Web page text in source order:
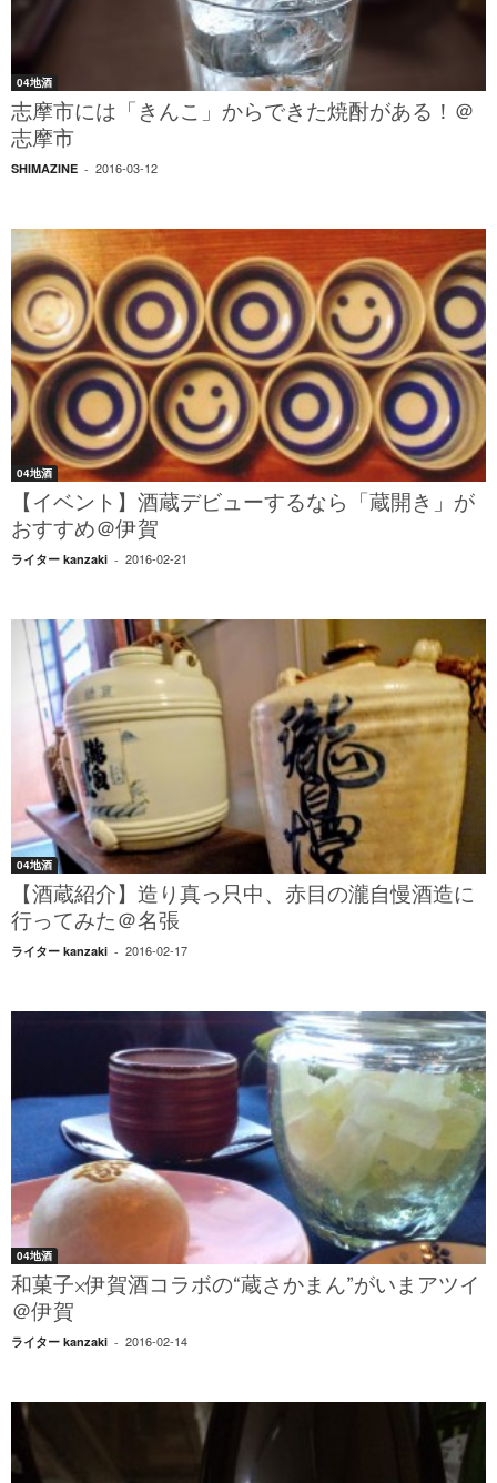
04地酒
志摩市には「きんこ」からできた焼酎がある！＠
志摩市
SHIMAZINE - 2016-03-12
04地酒
【イベント】酒蔵デビューするなら「蔵開き」が
おすすめ＠伊賀
ライター kanzaki - 2016-02-21
04地酒
【酒蔵紹介】造り真っ只中、赤目の瀧自慢酒造に
行ってみた＠名張
ライター kanzaki - 2016-02-17
04地酒
和菓子×伊賀酒コラボの“蔵さかまん”がいまアツイ
＠伊賀
ライター kanzaki - 2016-02-14